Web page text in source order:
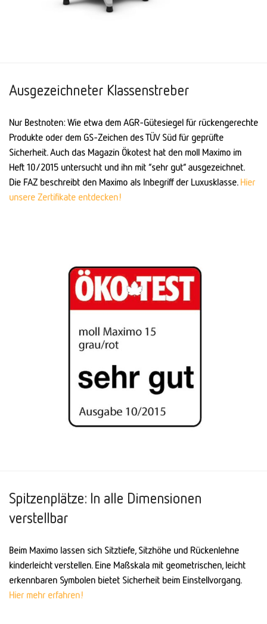
Ausgezeichneter Klassenstreber
Nur Bestnoten: Wie etwa dem AGR-Gütesiegel für rückengerechte
Produkte oder dem GS-Zeichen des TÜV Süd für geprüfte
Sicherheit. Auch das Magazin Ökotest hat den moll Maximo im
Heft 10/2015 untersucht und ihn mit “sehr gut” ausgezeichnet.
Die FAZ beschreibt den Maximo als Inbegriff der Luxusklasse. Hier
unsere Zertifikate entdecken!
Spitzenplätze: In alle Dimensionen
verstellbar
Beim Maximo lassen sich Sitz­tiefe, Sitz­höhe und Rücken­lehne
kinder­leicht ver­stellen. Eine Maß­skala mit geometrischen, leicht
erkennbaren Symbolen bietet Sicher­heit beim Einstell­vorgang.
Hier mehr erfahren!